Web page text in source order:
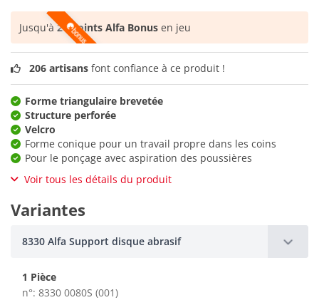
Jusqu'à21 points Alfa Bonus en jeu
206 artisans font confiance à ce produit !
Forme triangulaire brevetée
Structure perforée
Velcro
Forme conique pour un travail propre dans les coins
Pour le ponçage avec aspiration des poussières
Voir tous les détails du produit
Variantes
8330 Alfa Support disque abrasif
1 Pièce
n°: 8330 0080S (001)